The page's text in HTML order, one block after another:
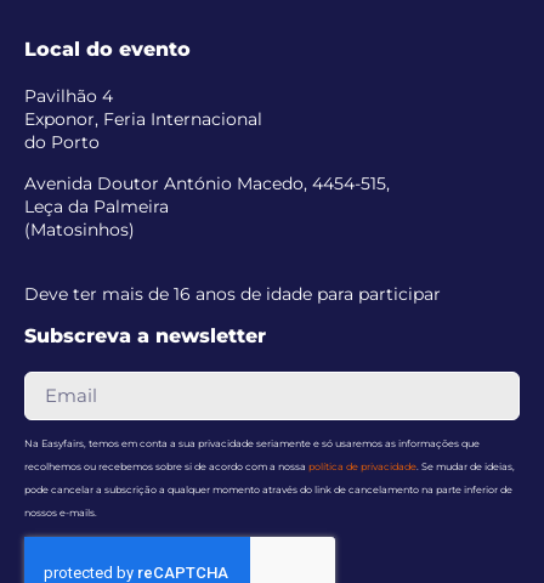
Local do evento
Pavilhão 4
Exponor, Feria Internacional
do Porto
Avenida Doutor António Macedo, 4454-515,
Leça da Palmeira
(Matosinhos)
Deve ter mais de 16 anos de idade para participar
Subscreva a newsletter
Na Easyfairs, temos em conta a sua privacidade seriamente e só usaremos as informações que
recolhemos ou recebemos sobre si de acordo com a nossa política de privacidade . Se mudar de ideias,
pode cancelar a subscrição a qualquer momento através do link de cancelamento na parte inferior de
nossos e-mails.